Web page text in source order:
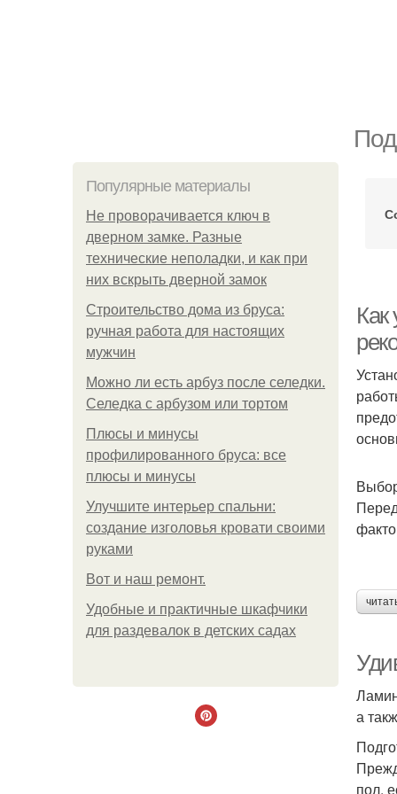
Популярные материалы
Не проворачивается ключ в
дверном замке. Разные
технические неполадки, и как при
них вскрыть дверной замок
Строительство дома из бруса:
ручная работа для настоящих
мужчин
Можно ли есть арбуз после селедки.
Селедка с арбузом или тортом
Плюсы и минусы
профилированного бруса: все
плюсы и минусы
Улучшите интерьер спальни:
создание изголовья кровати своими
руками
Boт и наш ремoнт.
Удобные и практичные шкафчики
для раздевалок в детских садах
Как
а
пол,